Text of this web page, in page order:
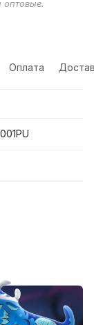
Оплата